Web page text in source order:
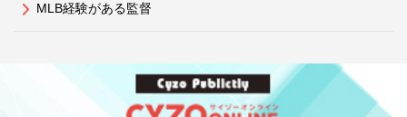
MLB経験がある監督